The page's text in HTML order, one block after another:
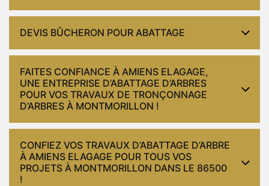
DEVIS BÛCHERON POUR ABATTAGE
FAITES CONFIANCE À AMIENS ELAGAGE,
UNE ENTREPRISE D’ABATTAGE D’ARBRES
POUR VOS TRAVAUX DE TRONÇONNAGE
D’ARBRES À MONTMORILLON !
CONFIEZ VOS TRAVAUX D’ABATTAGE D’ARBRE
À AMIENS ELAGAGE POUR TOUS VOS
PROJETS À MONTMORILLON DANS LE 86500
!